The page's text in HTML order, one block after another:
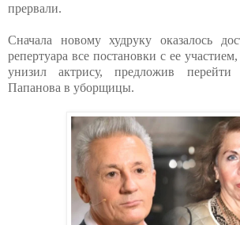
прервали.
Сначала новому худруку оказалось
репертуара все постановки с ее
унизил актрису, предложив
Папанова в уборщицы.